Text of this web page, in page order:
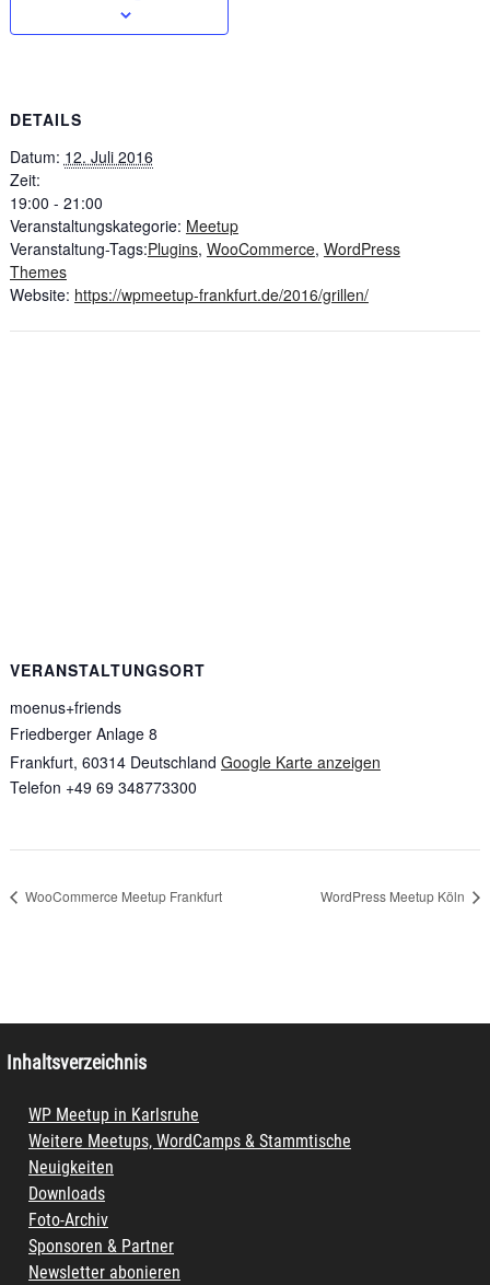
DETAILS
Datum: 12. Juli 2016
Zeit:
19:00 - 21:00
Veranstaltungskategorie: Meetup
Veranstaltung-Tags:Plugins, WooCommerce, WordPress
Themes
Website: https://wpmeetup-frankfurt.de/2016/grillen/
VERANSTALTUNGSORT
moenus+friends
Friedberger Anlage 8
Frankfurt, 60314 Deutschland Google Karte anzeigen
Telefon +49 69 348773300
WooCommerce Meetup Frankfurt WordPress Meetup Köln
Inhaltsverzeichnis
WP Meetup in Karlsruhe
Weitere Meetups, WordCamps & Stammtische
Neuigkeiten
Downloads
Foto-Archiv
Sponsoren & Partner
Newsletter abonieren